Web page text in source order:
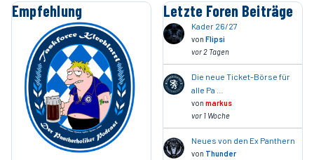
Empfehlung Letzte Foren Beiträge
Kader 26/27
von Flipsi
vor 2 Tagen
Die neue Ticket-Börse für
alle Pa …
von markus
vor 1 Woche
Neues von den Ex Panthern
von Thunder